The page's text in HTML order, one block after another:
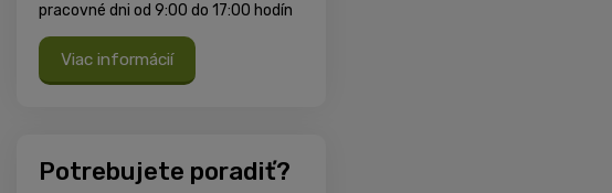
pracovné dni od 9:00 do 17:00 hodín
Viac informácií
Potrebujete poradiť?